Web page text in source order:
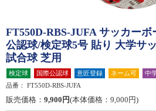
FT550D-RBS-JUFA サッカー
公認球/検定球5号 貼り 大学サ
試合球 芝用
検定球 国際公認球 意匠登録 ネーム可 中
品番：
FT550D-RBS-JUFA
販売価格： 9,900円(本体価格：9,000円)